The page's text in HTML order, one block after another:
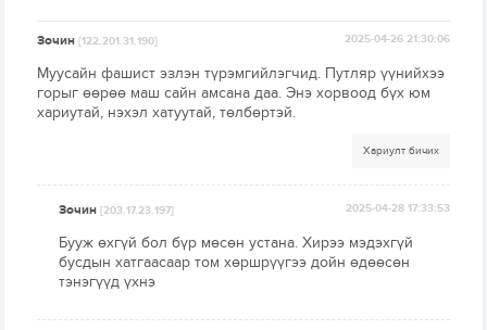
Зочин[122.201.31.190] 2025-04-26 21:30:06
Муусайн фашист эзлэн түрэмгийлэгчид. Путляр үүнийхээ
горыг өөрөө маш сайн амсана даа. Энэ хорвоод бүх юм
хариутай, нэхэл хатуутай, төлбөртэй.
Хариулт бичих
Зочин[203.17.23.197] 2025-04-28 17:33:53
Бууж өхгүй бол бүр мөсөн устана. Хирээ мэдэхгүй
бусдын хатгаасаар том хөршрүүгээ дойн өдөөсөн
тэнэгүүд үхнэ